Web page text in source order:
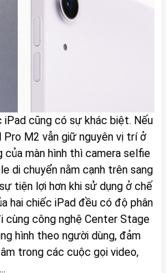
iPad cũng có sự khác biệt. Nếu
M2 vẫn giữ nguyên vị trí ở
của màn hình thì camera selfie
di chuyển nằm cạnh trên sang
tiện lợi hơn khi sử dụng ở chế
hai chiếc iPad đều có độ phân
cùng công nghệ Center Stage
hình theo người dùng, đảm
trong các cuộc gọi video,